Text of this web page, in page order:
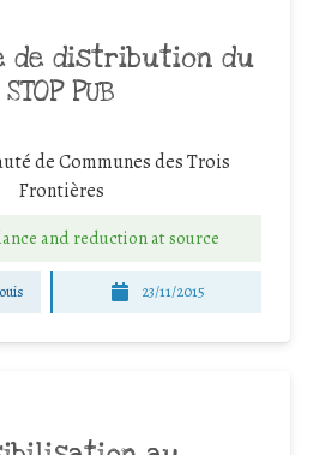
de distribution du
STOP PUB
de Communes des Trois
Frontières
and reduction at source
23/11/2015